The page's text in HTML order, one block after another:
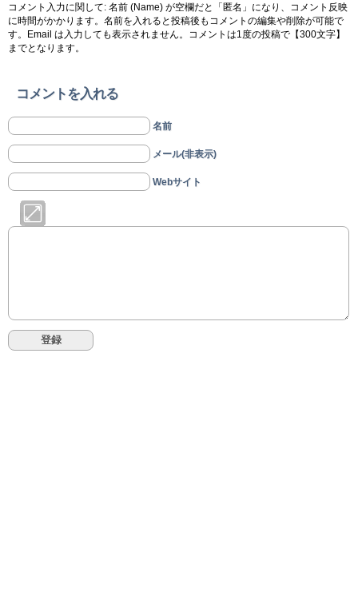
コメント入力に関して: 名前 (Name) が空欄だと「匿名」になり、コメント反映
に時間がかかります。名前を入れると投稿後もコメントの編集や削除が可能で
す。Email は入力しても表示されません。コメントは1度の投稿で【300文字】
までとなります。
コメントを入れる
名前
メール(非表示)
Webサイト